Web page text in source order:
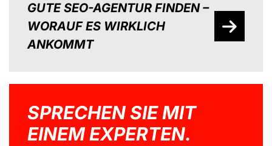
GUTE SEO-AGENTUR FINDEN –
WORAUF ES WIRKLICH
ANKOMMT
SPRECHEN SIE MIT
EINEM EXPERTEN.